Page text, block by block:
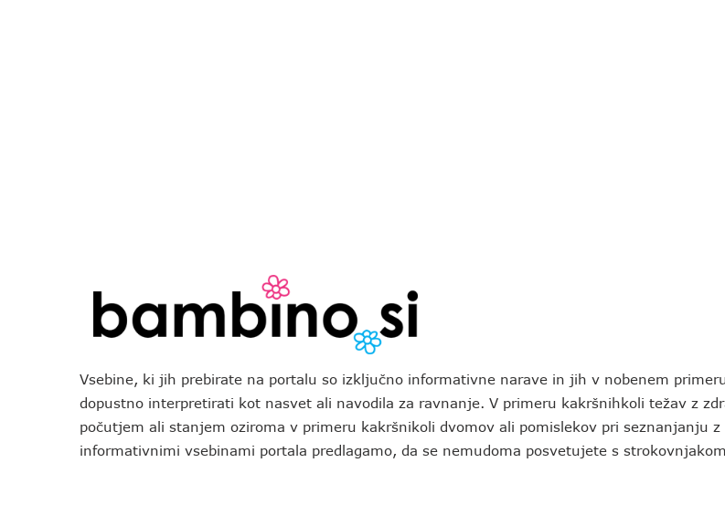
Vsebine, ki jih prebirate na portalu so izključno informativne narave in jih v nobenem
dopustno interpretirati kot nasvet ali navodila za ravnanje. V primeru kakršnihkoli težav z
počutjem ali stanjem oziroma v primeru kakršnikoli dvomov ali pomislekov pri seznanjanju z
informativnimi vsebinami portala predlagamo, da se nemudoma posvetujete s